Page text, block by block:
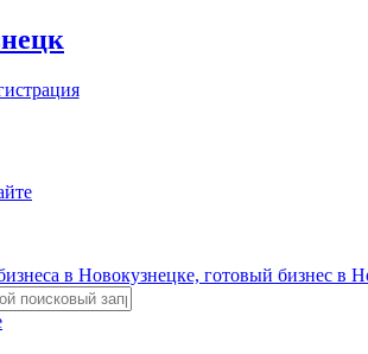
в Новокузнецке, готовый бизнес в